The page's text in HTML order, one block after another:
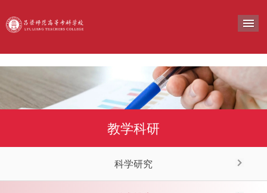
教学科研
科学研究